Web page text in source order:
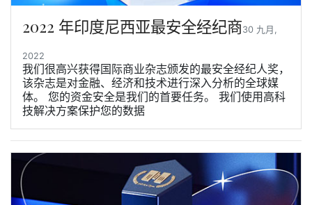
2022 年印度尼西亚最安全经纪商30 九月,
2022
我们很高兴获得国际商业杂志颁发的最安全经纪人奖，
该杂志是对金融、经济和技术进行深入分析的全球媒
体。 您的资金安全是我们的首要任务。 我们使用高科
技解决方案保护您的数据